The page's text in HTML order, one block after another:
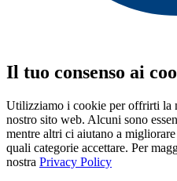
Il tuo consenso ai
Utilizziamo i cookie per offrirti la
nostro sito web. Alcuni sono
mentre altri ci aiutano a
quali categorie accettare. Per
nostra Privacy Policy